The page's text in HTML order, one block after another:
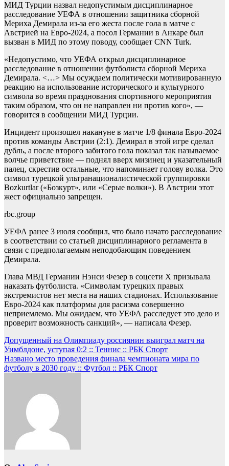
МИД Турции назвал недопустимым дисциплинарное
расследование УЕФА в отношении защитника сборной
Мериха Демирала из-за его жеста после гола в матче с
Австрией на Евро-2024, а посол Германии в Анкаре был
вызван в МИД по этому поводу, сообщает CNN Turk.
«Недопустимо, что УЕФА открыл дисциплинарное
расследование в отношении футболиста сборной Мериха
Демирала. <…> Мы осуждаем политически мотивированную
реакцию на использование исторического и культурного
символа во время празднования спортивного мероприятия
таким образом, что он не направлен ни против кого», —
говорится в сообщении МИД Турции.
Инцидент произошел накануне в матче 1/8 финала Евро-2024
против команды Австрии (2:1). Демирал в этой игре сделал
дубль, а после второго забитого гола показал так называемое
волчье приветствие — поднял вверх мизинец и указательный
палец, скрестив остальные, что напоминает голову волка. Это
символ турецкой ультранационалистической группировки
Bozkurtlar («Бозкурт», или «Серые волки»). В Австрии этот
жест официально запрещен.
rbc.group
УЕФА ранее 3 июля сообщил, что было начато расследование
в соответствии со статьей дисциплинарного регламента в
связи с предполагаемым неподобающим поведением
Демирала.
Глава МВД Германии Нэнси Фезер в соцсети Х призывала
наказать футболиста. «Символам турецких правых
экстремистов нет места на наших стадионах. Использование
Евро-2024 как платформы для расизма совершенно
неприемлемо. Мы ожидаем, что УЕФА расследует это дело и
проверит возможность санкций», — написала Фезер.
Навигация
по
записям
Допущенный на Олимпиаду россиянин выиграл матч на
Уимблдоне, уступая 0:2 :: Теннис :: РБК Спорт
Названо место проведения финала чемпионата мира по
футболу в 2030 году :: Футбол :: РБК Спорт